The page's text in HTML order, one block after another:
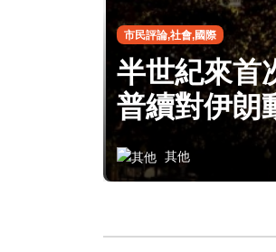
市民評論,社會,國際
半世紀來首
普續對伊朗
其他